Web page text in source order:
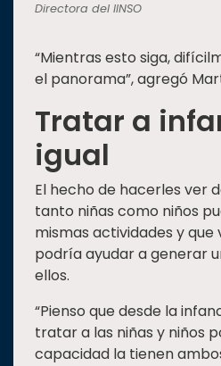
Directora del IINSO
“Mientras esto siga,
el panorama”, agregó
Tratar a
igual
El hecho de hacerles ver
tanto niñas como niños
mismas actividades y que
podría ayudar a generar
ellos.
“Pienso que desde la
tratar a las niñas y niños
capacidad la tienen